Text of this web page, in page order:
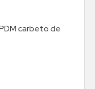
carbeto de